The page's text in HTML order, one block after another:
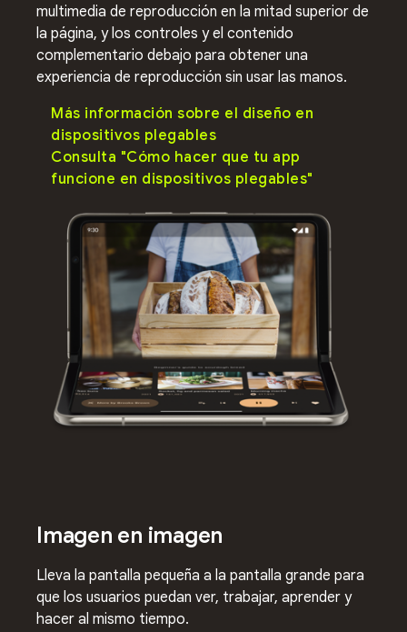
multimedia de reproducción en la mitad superior de
la página, y los controles y el contenido
complementario debajo para obtener una
experiencia de reproducción sin usar las manos.
Más información sobre el diseño en
dispositivos plegables
Consulta "Cómo hacer que tu app
funcione en dispositivos plegables"
Imagen en imagen
Lleva la pantalla pequeña a la pantalla grande para
que los usuarios puedan ver, trabajar, aprender y
hacer al mismo tiempo.